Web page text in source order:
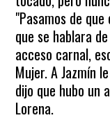
"Pasamos de
que se hablara
acceso carnal,
Mujer. A Jazmín
dijo que hubo un
Lorena.